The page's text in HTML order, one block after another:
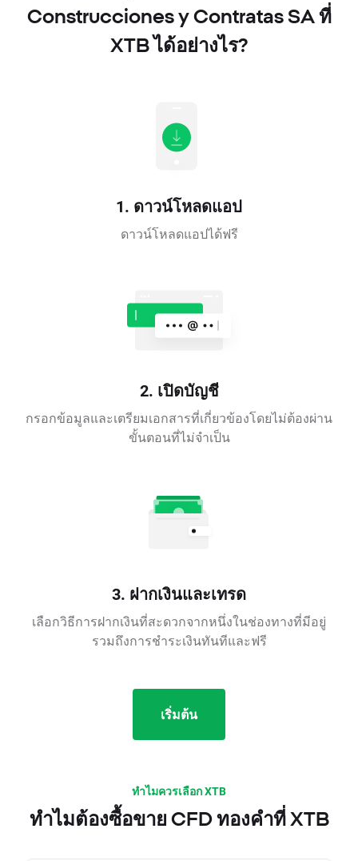
Construcciones y Contratas SA ที่
XTB ได้อย่างไร?
1. ดาวน์โหลดแอป
ดาวน์โหลดแอปได้ฟรี
2. เปิดบัญชี
กรอกข้อมูลและเตรียมเอกสารที่เกี่ยวข้องโดยไม่ต้องผ่าน
ขั้นตอนที่ไม่จำเป็น
3. ฝากเงินและเทรด
เลือกวิธีการฝากเงินที่สะดวกจากหนึ่งในช่องทางที่มีอยู่
รวมถึงการชำระเงินทันทีและฟรี
เริ่มต้น
ทำไมควรเลือก XTB
ทำไมต้องซื้อขาย CFD ทองคำที่ XTB